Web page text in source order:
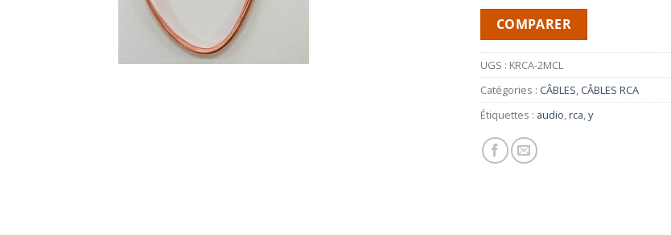
COMPARER
UGS : KRCA-2MCL
Catégories : CÂBLES, CÂBLES RCA
Étiquettes : audio,rca,y